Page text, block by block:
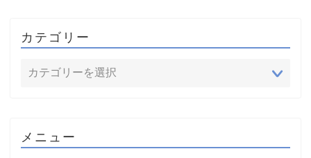
カテゴリー
メニュー